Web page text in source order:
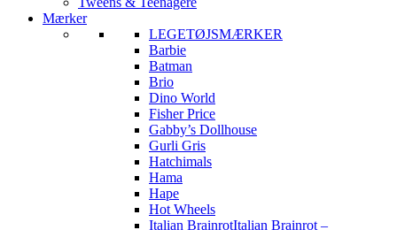
Mærker
LEGETØJSMÆRKER
Barbie
Batman
Brio
Dino World
Fisher Price
Gabby’s Dollhouse
Gurli Gris
Hatchimals
Hama
Hape
Hot Wheels
Italian BrainrotItalian Brainrot –